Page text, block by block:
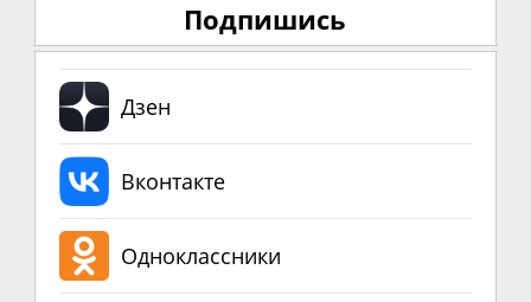
Подпишись
Дзен
Вконтакте
Одноклассники